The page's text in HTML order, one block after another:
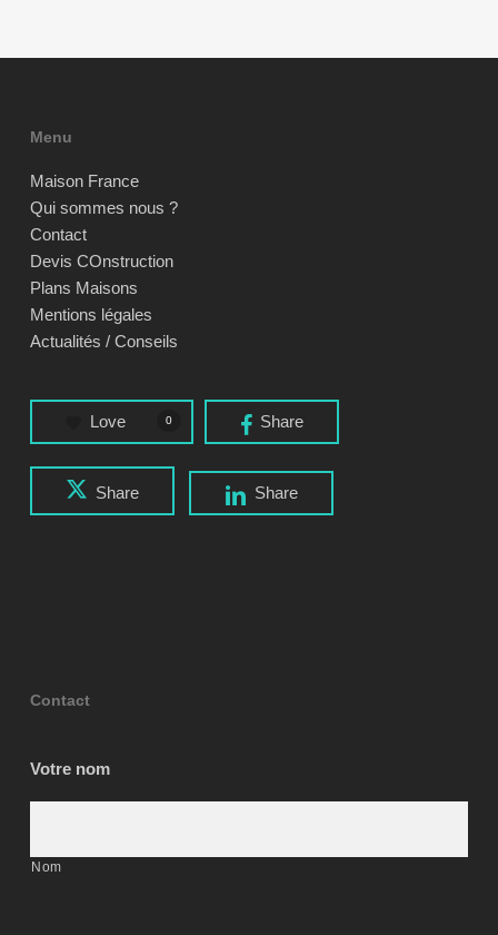
Menu
Maison France
Qui sommes nous ?
Contact
Devis COnstruction
Plans Maisons
Mentions légales
Actualités / Conseils
Love 0 Share
Share Share
Contact
Votre nom
Nom